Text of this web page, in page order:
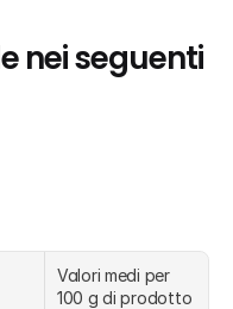
nei seguenti
Valori medi per
100 g di prodotto